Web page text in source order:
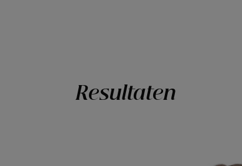
Resultaten